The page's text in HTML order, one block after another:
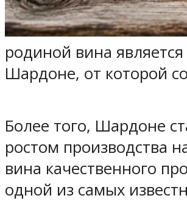
родиной вина
Шардоне, от которой
Более того, Шардоне
ростом производства
вина качественного
одной из самых